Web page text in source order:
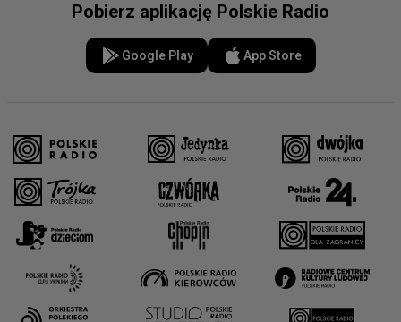
Pobierz aplikację Polskie Radio
Google Play App Store